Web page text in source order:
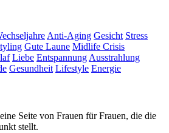
Anti-Aging Gesicht Stress
Gute Laune Midlife Crisis
Liebe Entspannung Ausstrahlung
Gesundheit Lifestyle Energie
Seite von Frauen für Frauen, die die
stellt.